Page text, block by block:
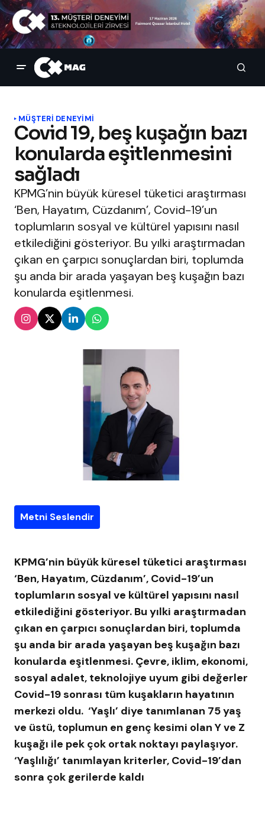
MÜŞTERI DENEYIMI
Covid 19, beş kuşağın bazı
konularda eşitlenmesini
sağladı
KPMG’nin büyük küresel tüketici araştırması
‘Ben, Hayatım, Cüzdanım’, Covid-19’un
toplumların sosyal ve kültürel yapısını nasıl
etkilediğini gösteriyor. Bu yılki araştırmadan
çıkan en çarpıcı sonuçlardan biri, toplumda
şu anda bir arada yaşayan beş kuşağın bazı
konularda eşitlenmesi.
Metni Seslendir
KPMG’nin büyük küresel tüketici araştırması
‘Ben, Hayatım, Cüzdanım’, Covid-19’un
toplumların sosyal ve kültürel yapısını nasıl
etkilediğini gösteriyor. Bu yılki araştırmadan
çıkan en çarpıcı sonuçlardan biri, toplumda
şu anda bir arada yaşayan beş kuşağın bazı
konularda eşitlenmesi. Çevre, iklim, ekonomi,
sosyal adalet, teknolojiye uyum gibi değerler
Covid-19 sonrası tüm kuşakların hayatının
merkezi oldu. ‘Yaşlı’ diye tanımlanan 75 yaş
ve üstü, toplumun en genç kesimi olan Y ve Z
kuşağı ile pek çok ortak noktayı paylaşıyor.
‘Yaşlılığı’ tanımlayan kriterler, Covid-19’dan
sonra çok gerilerde kaldı